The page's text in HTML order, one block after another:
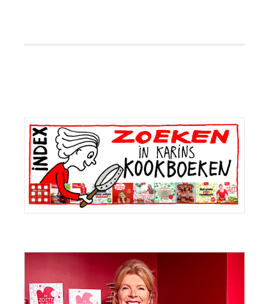
Primaire
Sidebar